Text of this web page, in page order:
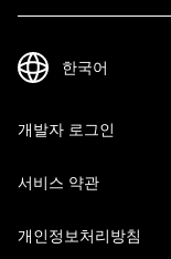
개발자 로그인
서비스 약관
개인정보처리방침